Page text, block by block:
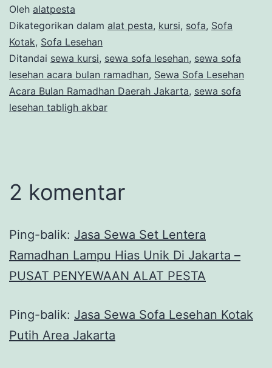
Oleh alatpesta
Dikategorikan dalam alat pesta, kursi, sofa, Sofa
Kotak, Sofa Lesehan
Ditandai sewa kursi, sewa sofa lesehan, sewa sofa
lesehan acara bulan ramadhan, Sewa Sofa Lesehan
Acara Bulan Ramadhan Daerah Jakarta, sewa sofa
lesehan tabligh akbar
2 komentar
Ping-balik: Jasa Sewa Set Lentera
Ramadhan Lampu Hias Unik Di Jakarta –
PUSAT PENYEWAAN ALAT PESTA
Ping-balik: Jasa Sewa Sofa Lesehan Kotak
Putih Area Jakarta